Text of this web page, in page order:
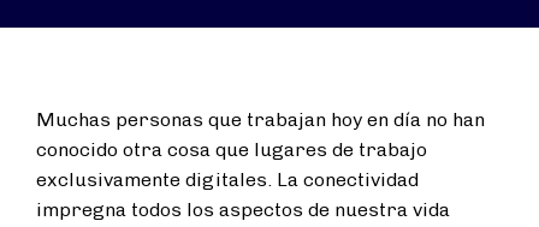
Muchas personas que trabajan hoy en día no han
conocido otra cosa que lugares de trabajo
exclusivamente digitales. La conectividad
impregna todos los aspectos de nuestra vida